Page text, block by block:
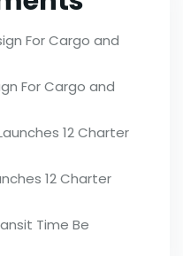
For Cargo and
For Cargo and
12 Charter
12 Charter
Time Be